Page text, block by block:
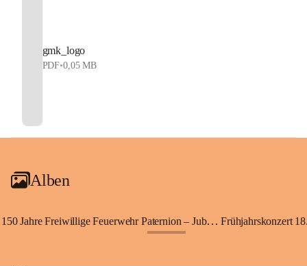
gmk_logo
PDF•0,05 MB
Alben
150 Jahre Freiwillige Feuerwehr Paternion – Jubiläumsfest Frühjahrskonzert